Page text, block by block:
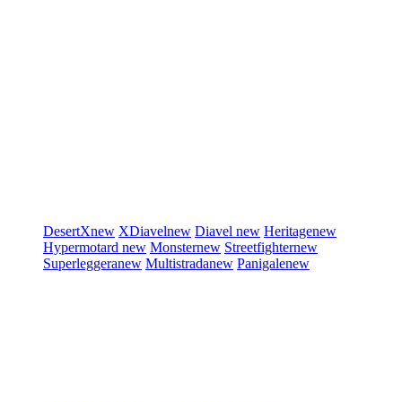
DesertXnew XDiavelnew Diavel new Heritagenew
Hypermotard new Monsternew Streetfighternew
Superleggeranew Multistradanew Panigalenew